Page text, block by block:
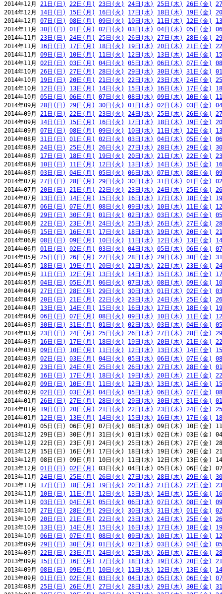
2014年12月 21日(日) 22日(月) 23日(火) 24日(水) 25日(木) 26日(金)
2014年12月 14日(日) 15日(月) 16日(火) 17日(水) 18日(木) 19日(金)
2014年12月 07日(日) 08日(月) 09日(火) 10日(水) 11日(木) 12日(金)
2014年11月 30日(日) 01日(月) 02日(火) 03日(水) 04日(木) 05日(金)
2014年11月 23日(日) 24日(月) 25日(火) 26日(水) 27日(木) 28日(金)
2014年11月 16日(日) 17日(月) 18日(火) 19日(水) 20日(木) 21日(金)
2014年11月 09日(日) 10日(月) 11日(火) 12日(水) 13日(木) 14日(金)
2014年11月 02日(日) 03日(月) 04日(火) 05日(水) 06日(木) 07日(金)
2014年10月 26日(日) 27日(月) 28日(火) 29日(水) 30日(木) 31日(金)
2014年10月 19日(日) 20日(月) 21日(火) 22日(水) 23日(木) 24日(金)
2014年10月 12日(日) 13日(月) 14日(火) 15日(水) 16日(木) 17日(金)
2014年10月 05日(日) 06日(月) 07日(火) 08日(水) 09日(木) 10日(金)
2014年09月 28日(日) 29日(月) 30日(火) 01日(水) 02日(木) 03日(金)
2014年09月 21日(日) 22日(月) 23日(火) 24日(水) 25日(木) 26日(金)
2014年09月 14日(日) 15日(月) 16日(火) 17日(水) 18日(木) 19日(金)
2014年09月 07日(日) 08日(月) 09日(火) 10日(水) 11日(木) 12日(金)
2014年08月 31日(日) 01日(月) 02日(火) 03日(水) 04日(木) 05日(金)
2014年08月 24日(日) 25日(月) 26日(火) 27日(水) 28日(木) 29日(金)
2014年08月 17日(日) 18日(月) 19日(火) 20日(水) 21日(木) 22日(金)
2014年08月 10日(日) 11日(月) 12日(火) 13日(水) 14日(木) 15日(金)
2014年08月 03日(日) 04日(月) 05日(火) 06日(水) 07日(木) 08日(金)
2014年07月 27日(日) 28日(月) 29日(火) 30日(水) 31日(木) 01日(金)
2014年07月 20日(日) 21日(月) 22日(火) 23日(水) 24日(木) 25日(金)
2014年07月 13日(日) 14日(月) 15日(火) 16日(水) 17日(木) 18日(金)
2014年07月 06日(日) 07日(月) 08日(火) 09日(水) 10日(木) 11日(金)
2014年06月 29日(日) 30日(月) 01日(火) 02日(水) 03日(木) 04日(金)
2014年06月 22日(日) 23日(月) 24日(火) 25日(水) 26日(木) 27日(金)
2014年06月 15日(日) 16日(月) 17日(火) 18日(水) 19日(木) 20日(金)
2014年06月 08日(日) 09日(月) 10日(火) 11日(水) 12日(木) 13日(金)
2014年06月 01日(日) 02日(月) 03日(火) 04日(水) 05日(木) 06日(金)
2014年05月 25日(日) 26日(月) 27日(火) 28日(水) 29日(木) 30日(金)
2014年05月 18日(日) 19日(月) 20日(火) 21日(水) 22日(木) 23日(金)
2014年05月 11日(日) 12日(月) 13日(火) 14日(水) 15日(木) 16日(金)
2014年05月 04日(日) 05日(月) 06日(火) 07日(水) 08日(木) 09日(金)
2014年04月 27日(日) 28日(月) 29日(火) 30日(水) 01日(木) 02日(金)
2014年04月 20日(日) 21日(月) 22日(火) 23日(水) 24日(木) 25日(金)
2014年04月 13日(日) 14日(月) 15日(火) 16日(水) 17日(木) 18日(金)
2014年04月 06日(日) 07日(月) 08日(火) 09日(水) 10日(木) 11日(金)
2014年03月 30日(日) 31日(月) 01日(火) 02日(水) 03日(木) 04日(金)
2014年03月 23日(日) 24日(月) 25日(火) 26日(水) 27日(木) 28日(金)
2014年03月 16日(日) 17日(月) 18日(火) 19日(水) 20日(木) 21日(金)
2014年03月 09日(日) 10日(月) 11日(火) 12日(水) 13日(木) 14日(金)
2014年03月 02日(日) 03日(月) 04日(火) 05日(水) 06日(木) 07日(金)
2014年02月 23日(日) 24日(月) 25日(火) 26日(水) 27日(木) 28日(金)
2014年02月 16日(日) 17日(月) 18日(火) 19日(水) 20日(木) 21日(金)
2014年02月 09日(日) 10日(月) 11日(火) 12日(水) 13日(木) 14日(金)
2014年02月 02日(日) 03日(月) 04日(火) 05日(水) 06日(木) 07日(金)
2014年01月 26日(日) 27日(月) 28日(火) 29日(水) 30日(木) 31日(金)
2014年01月 19日(日) 20日(月) 21日(火) 22日(水) 23日(木) 24日(金)
2014年01月 12日(日) 13日(月) 14日(火) 15日(水) 16日(木) 17日(金)
2014年01月 05日(日) 06日(月) 07日(火) 08日(水) 09日(木) 10日(金)
2013年12月 29日(日) 30日(月) 31日(火) 01日(水) 02日(木) 03日(金)
2013年12月 22日(日) 23日(月) 24日(火) 25日(水) 26日(木) 27日(金)
2013年12月 15日(日) 16日(月) 17日(火) 18日(水) 19日(木) 20日(金)
2013年12月 08日(日) 09日(月) 10日(火) 11日(水) 12日(木) 13日(金)
2013年12月 01日(日) 02日(月)
03日(火) 04日(水) 05日(木) 06日(金)
2013年11月 24日(日) 25日(月) 26日(火) 27日(水) 28日(木) 29日(金)
2013年11月 17日(日) 18日(月) 19日(火) 20日(水) 21日(木) 22日(金)
2013年11月 10日(日) 11日(月) 12日(火) 13日(水) 14日(木) 15日(金)
2013年11月 03日(日) 04日(月) 05日(火) 06日(水) 07日(木) 08日(金)
2013年10月 27日(日) 28日(月) 29日(火) 30日(水) 31日(木) 01日(金)
2013年10月 20日(日) 21日(月) 22日(火) 23日(水) 24日(木) 25日(金)
2013年10月 13日(日) 14日(月) 15日(火) 16日(水) 17日(木) 18日(金)
2013年10月 06日(日) 07日(月) 08日(火) 09日(水) 10日(木) 11日(金)
2013年09月 29日(日) 30日(月) 01日(火) 02日(水) 03日(木) 04日(金)
2013年09月 22日(日) 23日(月) 24日(火) 25日(水) 26日(木) 27日(金)
2013年09月 15日(日) 16日(月) 17日(火) 18日(水) 19日(木) 20日(金)
2013年09月 08日(日) 09日(月) 10日(火) 11日(水) 12日(木) 13日(金)
2013年09月 01日(日) 02日(月) 03日(火) 04日(水) 05日(木) 06日(金)
2013年08月 25日(日) 26日(月) 27日(火) 28日(水) 29日(木) 30日(金)